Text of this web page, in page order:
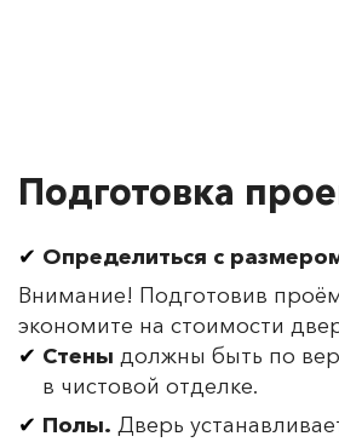
Подготовка
Определиться с
Внимание! Подготовив
экономите на стоимости
Стены должны быть по
в чистовой отделке.
Полы. Дверь